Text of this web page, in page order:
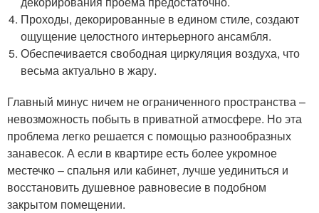
Проходы, декорированные в едином стиле, создают
ощущение целостного интерьерного ансамбля.
Обеспечивается свободная циркуляция воздуха, что
весьма актуально в жару.
Главный минус ничем не ограниченного пространства –
невозможность побыть в приватной атмосфере. Но эта
проблема легко решается с помощью разнообразных
занавесок. А если в квартире есть более укромное
местечко – спальня или кабинет, лучше уединиться и
восстановить душевное равновесие в подобном
закрытом помещении.